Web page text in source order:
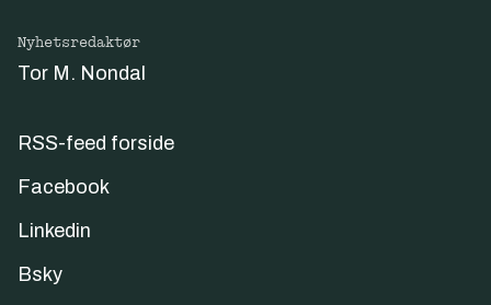
Nyhetsredaktør
Tor M. Nondal
RSS-feed forside
Facebook
Linkedin
Bsky